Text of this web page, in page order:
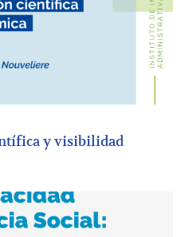
y visibilidad